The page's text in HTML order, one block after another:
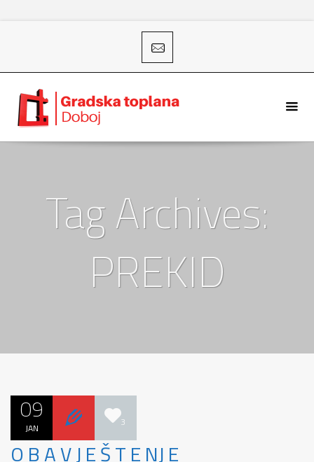
Tag Archives:
PREKID
09
JAN 3
O B A V J E Š T E NJ E